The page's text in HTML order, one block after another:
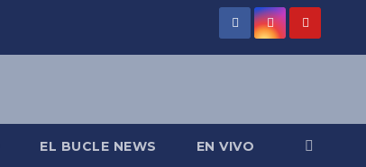
EL BUCLE NEWS EN VIVO